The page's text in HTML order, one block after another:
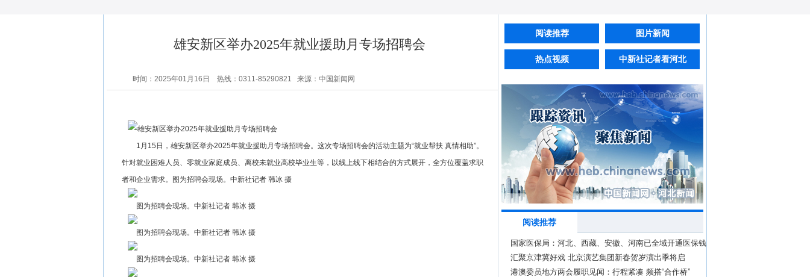
雄安新区举办2025年就业援助月专场招聘会
时间：2025年01月16日 热线：0311-85290821 来源：中国新闻网
1月15日，雄安新区举办2025年就业援助月专场招聘会。这次专场招聘会的活动主题为“就业帮扶 真情相助”。
针对就业困难人员、零就业家庭成员、离校未就业高校毕业生等，以线上线下相结合的方式展开，全方位覆盖求职
者和企业需求。图为招聘会现场。中新社记者 韩冰 摄
图为招聘会现场。中新社记者 韩冰 摄
图为招聘会现场。中新社记者 韩冰 摄
图为招聘会现场。中新社记者 韩冰 摄
阅读推荐 图片新闻
热点视频 中新社记者看河北
阅读推荐
国家医保局：河北、西藏、安徽、河南已全域开通医保钱
包
汇聚京津冀好戏 北京演艺集团新春贺岁演出季将启
港澳委员地方两会履职见闻：行程紧凑 频搭“合作桥”